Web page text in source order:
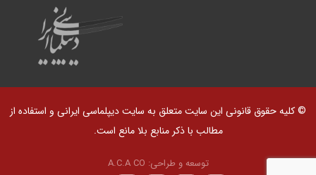
© کلیه حقوق قانونی این سایت متعلق به سایت دیپلماسی ایرانی و استفاده از
مطالب با ذکر منابع بلا مانع است.
توسعه و طراحی: A.C.A CO